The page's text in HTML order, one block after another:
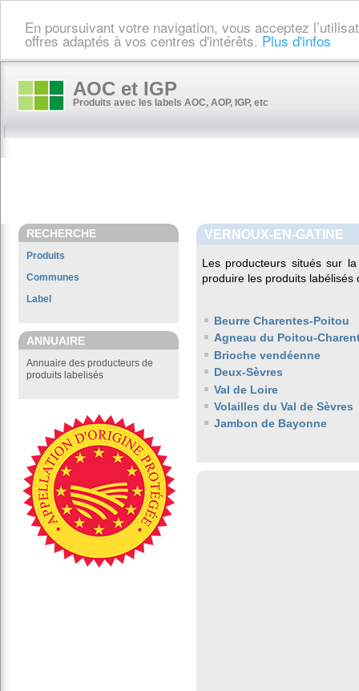
En poursuivant votre navigation, vous acceptez
offres adaptés à vos centres d'intérêts. Plus d'infos
AOC et IGP
Produits avec les labels AOC, AOP, IGP, etc
RECHERCHE
Produits
Communes
Label
ANNUAIRE
Annuaire des producteurs de
produits labelisés
VERNOUX-EN-GATINE
Les producteurs situés sur
produire les produits labélisés
Beurre Charentes-Poitou
Agneau du Poitou-
Brioche vendéenne
Deux-Sèvres
Val de Loire
Volailles du Val de Sèvres
Jambon de Bayonne